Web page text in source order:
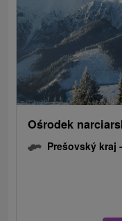
Ośrodek
Prešovský kraj